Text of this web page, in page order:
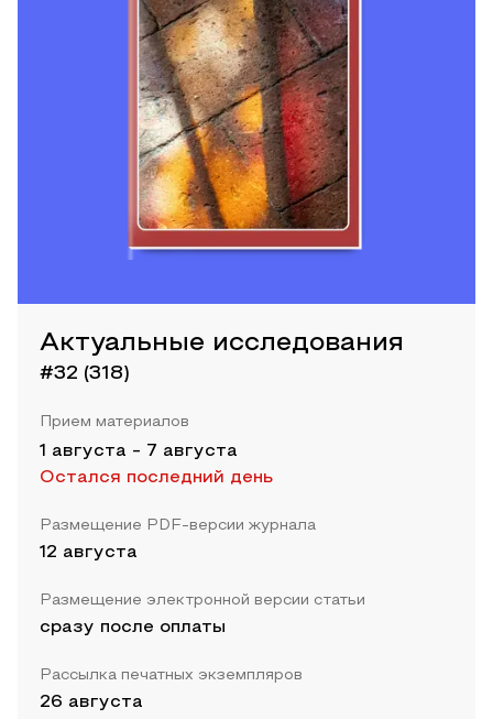
Актуальные исследования
#32 (318)
Прием материалов
1 августа - 7 августа
Остался последний день
Размещение PDF-версии журнала
12 августа
Размещение электронной версии статьи
сразу после оплаты
Рассылка печатных экземпляров
26 августа